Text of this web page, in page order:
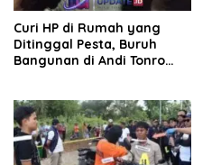
Curi HP di Rumah yang
Ditinggal Pesta, Buruh
Bangunan di Andi Tonro